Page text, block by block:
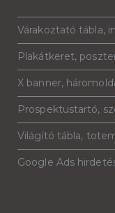
Várakoztató tábla,
Plakátkeret,
X banner,
Prospektustartó,
Világító tábla,
Google Ads